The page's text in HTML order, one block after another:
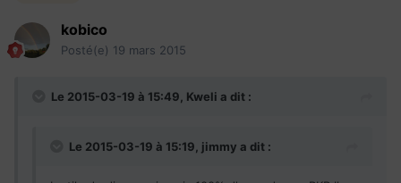
kobico
Posté(e) 19 mars 2015
Le 2015-03-19 à 15:49, Kweli a dit :
Le 2015-03-19 à 15:19, jimmy a dit :